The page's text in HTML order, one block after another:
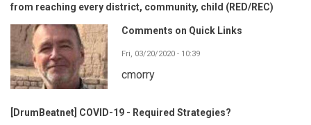
from reaching every district, community, child (RED/REC)
Comments on Quick Links
Fri, 03/20/2020 - 10:39
cmorry
[DrumBeatnet] COVID-19 - Required Strategies?